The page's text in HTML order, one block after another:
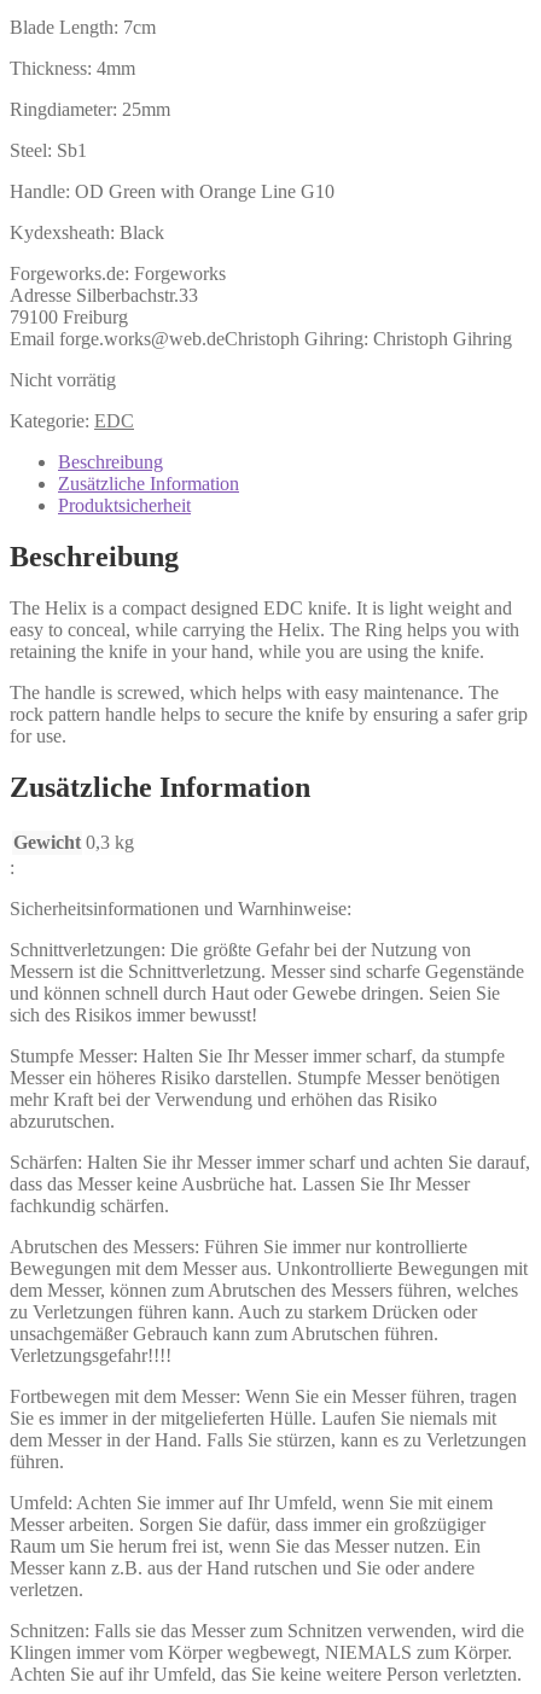
Blade Length: 7cm
Thickness: 4mm
Ringdiameter: 25mm
Steel: Sb1
Handle: OD Green with Orange Line G10
Kydexsheath: Black
Forgeworks.de: Forgeworks
Adresse Silberbachstr.33
79100 Freiburg
Email forge.works@web.deChristoph Gihring: Christoph Gihring
Nicht vorrätig
Kategorie: EDC
Beschreibung
Zusätzliche Information
Produktsicherheit
Beschreibung
The Helix is a compact designed EDC knife. It is light weight and
easy to conceal, while carrying the Helix. The Ring helps you with
retaining the knife in your hand, while you are using the knife.
The handle is screwed, which helps with easy maintenance. The
rock pattern handle helps to secure the knife by ensuring a safer grip
for use.
Zusätzliche Information
Gewicht 0,3 kg
:
Sicherheitsinformationen und Warnhinweise:
Schnittverletzungen: Die größte Gefahr bei der Nutzung von
Messern ist die Schnittverletzung. Messer sind scharfe Gegenstände
und können schnell durch Haut oder Gewebe dringen. Seien Sie
sich des Risikos immer bewusst!
Stumpfe Messer: Halten Sie Ihr Messer immer scharf, da stumpfe
Messer ein höheres Risiko darstellen. Stumpfe Messer benötigen
mehr Kraft bei der Verwendung und erhöhen das Risiko
abzurutschen.
Schärfen: Halten Sie ihr Messer immer scharf und achten Sie darauf,
dass das Messer keine Ausbrüche hat. Lassen Sie Ihr Messer
fachkundig schärfen.
Abrutschen des Messers: Führen Sie immer nur kontrollierte
Bewegungen mit dem Messer aus. Unkontrollierte Bewegungen mit
dem Messer, können zum Abrutschen des Messers führen, welches
zu Verletzungen führen kann. Auch zu starkem Drücken oder
unsachgemäßer Gebrauch kann zum Abrutschen führen.
Verletzungsgefahr!!!!
Fortbewegen mit dem Messer: Wenn Sie ein Messer führen, tragen
Sie es immer in der mitgelieferten Hülle. Laufen Sie niemals mit
dem Messer in der Hand. Falls Sie stürzen, kann es zu Verletzungen
führen.
Umfeld: Achten Sie immer auf Ihr Umfeld, wenn Sie mit einem
Messer arbeiten. Sorgen Sie dafür, dass immer ein großzügiger
Raum um Sie herum frei ist, wenn Sie das Messer nutzen. Ein
Messer kann z.B. aus der Hand rutschen und Sie oder andere
verletzen.
Schnitzen: Falls sie das Messer zum Schnitzen verwenden, wird die
Klingen immer vom Körper wegbewegt, NIEMALS zum Körper.
Achten Sie auf ihr Umfeld, das Sie keine weitere Person verletzten.